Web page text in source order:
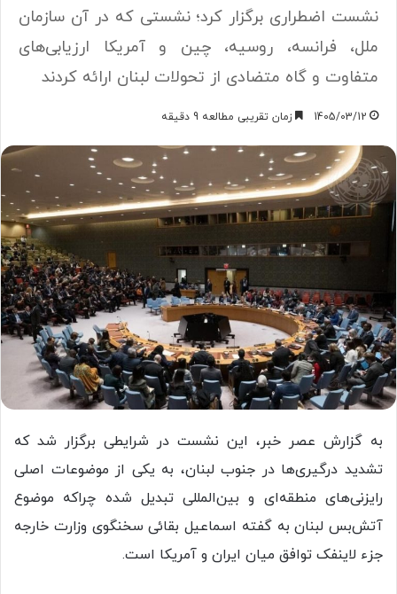
نشست اضطراری برگزار کرد؛ نشستی که در آن سازمان
ملل، فرانسه، روسیه، چین و آمریکا ارزیابی‌های
متفاوت و گاه متضادی از تحولات لبنان ارائه کردند
1405/03/12 زمان تقریبی مطالعه 9 دقیقه
به گزارش عصر خبر، این نشست در شرایطی برگزار شد که
تشدید درگیری‌ها در جنوب لبنان، به یکی از موضوعات اصلی
رایزنی‌های منطقه‌ای و بین‌المللی تبدیل شده چراکه موضوع
آتش‌بس لبنان به گفته اسماعیل بقائی سخنگوی وزارت خارجه
جزء لاینفک توافق میان ایران و آمریکا است.